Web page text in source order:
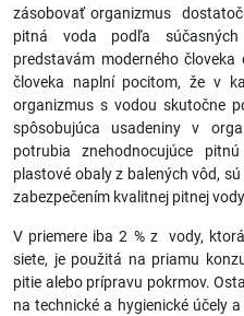
zásobovať organizmus
pitná voda podľa súčasných
predstavám moderného
človeka naplní pocitom, že v
organizmus s vodou skutočne
spôsobujúca usadeniny v
potrubia znehodnocujúce
plastové obaly z balených vôd,
zabezpečením kvalitnej pitnej
V priemere iba 2 % z vody,
siete, je použitá na priamu
pitie alebo prípravu pokrmov.
na technické a hygienické účely